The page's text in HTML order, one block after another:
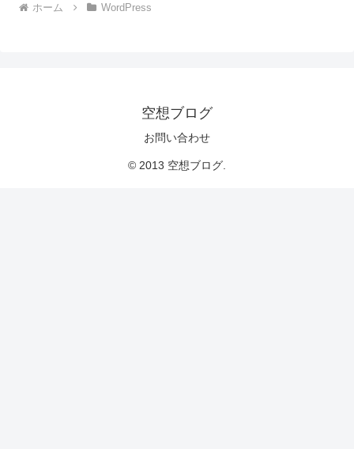
ホーム WordPress
空想ブログ
お問い合わせ
© 2013 空想ブログ.